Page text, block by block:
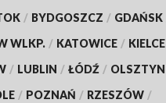
/ BYDGOSZCZ / GDAŃSK
WLKP. / KATOWICE / KIELCE
/ LUBLIN / ŁÓDŹ / OLSZTYN
/ POZNAŃ / RZESZÓW /